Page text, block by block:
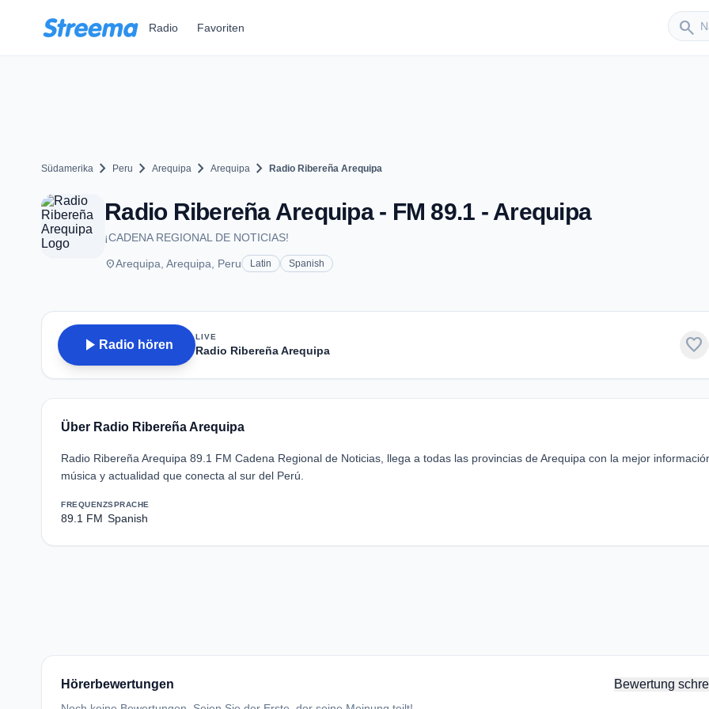
Radio Favoriten search
Sender
Südamerika chevron_right Peru chevron_right Arequipa chevron_right Arequipa chevron_right Radio Ribereña Arequipa
Radio Ribereña Arequipa - FM 89.1 - Arequipa
¡CADENA REGIONAL DE NOTICIAS!
placeArequipa, Arequipa, Peru Latin Spanish
play_arrow Radio hören
LIVE
Radio Ribereña Arequipa favorite
Über Radio Ribereña Arequipa
Radio Ribereña Arequipa 89.1 FM Cadena Regional de Noticias, llega a todas las provincias de Arequipa con la mejor
música y actualidad que conecta al sur del Perú.
FREQUENZ
89.1 FM
SPRACHE
Spanish
Hörerbewertungen Bewertung